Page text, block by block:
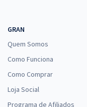
GRAN
Quem Somos
Como Funciona
Como Comprar
Loja Social
Programa de Afiliados